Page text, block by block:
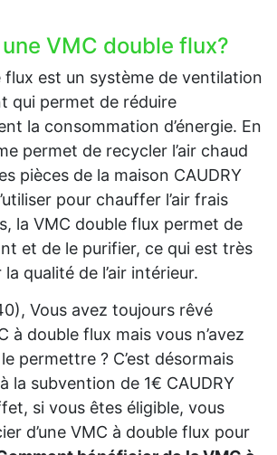
VMC double flux?
flux est un système de ventilation
qui permet de réduire
la consommation d’énergie. En
permet de recycler l’air chaud
pièces de la maison CAUDRY
pour chauffer l’air frais
la VMC double flux permet de
et de le purifier, ce qui est très
qualité de l’air intérieur.
Vous avez toujours rêvé
à double flux mais vous n’avez
permettre ? C’est désormais
la subvention de 1€ CAUDRY
si vous êtes éligible, vous
d’une VMC à double flux pour